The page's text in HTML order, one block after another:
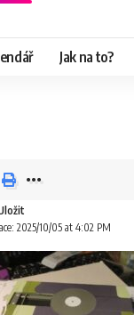
Jak na to?
2025/10/05 at 4:02 PM